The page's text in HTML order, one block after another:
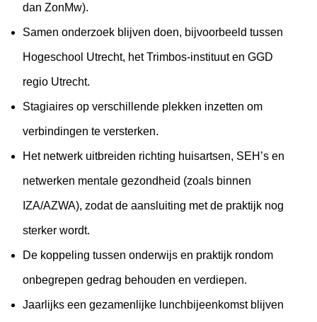
dan ZonMw).
Samen onderzoek blijven doen, bijvoorbeeld tussen
Hogeschool Utrecht, het Trimbos-instituut en GGD
regio Utrecht.
Stagiaires op verschillende plekken inzetten om
verbindingen te versterken.
Het netwerk uitbreiden richting huisartsen, SEH’s en
netwerken mentale gezondheid (zoals binnen
IZA/AZWA), zodat de aansluiting met de praktijk nog
sterker wordt.
De koppeling tussen onderwijs en praktijk rondom
onbegrepen gedrag behouden en verdiepen.
Jaarlijks een gezamenlijke lunchbijeenkomst blijven